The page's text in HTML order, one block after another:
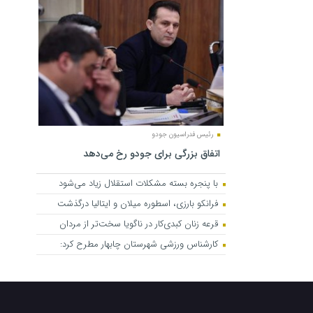
رئیس فدراسیون جودو
اتفاق بزرگی برای جودو رخ می‌دهد
با پنجره بسته مشکلات استقلال زیاد می‌شود
فرانکو بارزی، اسطوره میلان و ایتالیا درگذشت
قرعه زنان کبدی‌کار در ناگویا سخت‌تر از مردان
کارشناس ورزشی شهرستان چابهار مطرح کرد: